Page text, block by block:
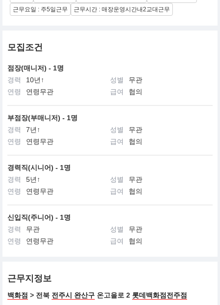
근무요일 : 주5일근무
근무시간 : 매장운영시간내2교대근무
모집조건
점장(매니저) - 1명
경력
10년↑ 성별
무관
연령
연령무관 급여 협의
부점장(부매니저) - 1명
경력
7년↑ 성별
무관
연령
연령무관 급여 협의
경력직(시니어) - 1명
경력
5년↑ 성별
무관
연령
연령무관 급여 협의
신입직(주니어) - 1명
경력
무관 성별
무관
연령
연령무관 급여 협의
근무지정보
백화점 > 전북 전주시 완산구 온고을로 2 롯데백화점전주점